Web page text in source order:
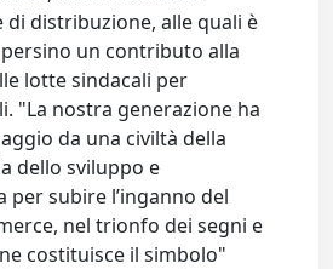
distribuzione, alle quali è
un contributo alla
lotte sindacali per
"La nostra generazione ha
da una civiltà della
dello sviluppo e
per subire l’inganno del
nel trionfo dei segni e
costituisce il simbolo"